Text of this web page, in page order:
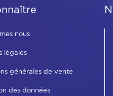
nous
légales
générales de vente
des données